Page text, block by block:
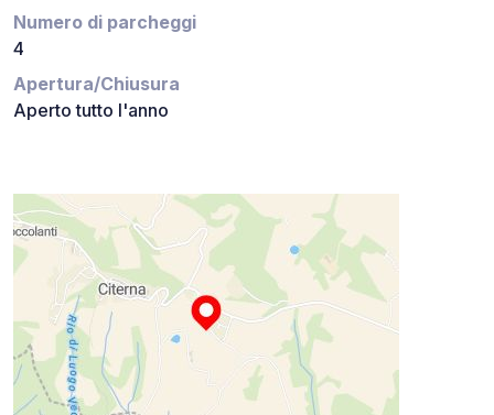
Numero di parcheggi
4
Apertura/Chiusura
Aperto tutto l'anno